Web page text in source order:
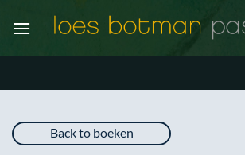
naar
Back to boeken